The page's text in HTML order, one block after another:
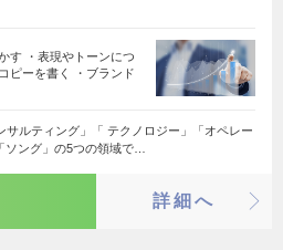
す ・表現やトーンにつ
ピーを書く ・ブランド
サルティング」「 テクノロジー」「オペレー
ソング」の5つの領域で…
詳細へ